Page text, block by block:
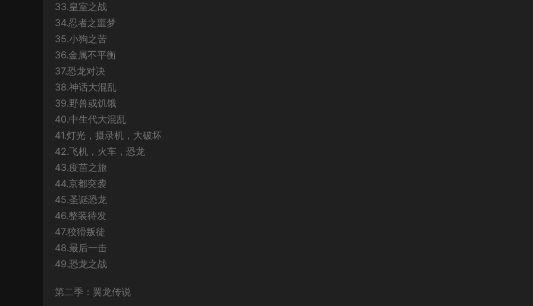
33.皇室之战
34.忍者之噩梦
35.小狗之苦
36.金属不平衡
37.恐龙对决
38.神话大混乱
39.野兽或饥饿
40.中生代大混乱
41.灯光，摄录机，大破坏
42.飞机，火车，恐龙
43.疫苗之旅
44.京都突袭
45.圣诞恐龙
46.整装待发
47.狡猾叛徒
48.最后一击
49.恐龙之战
第二季：翼龙传说